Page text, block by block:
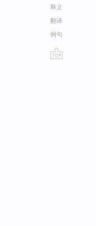
释义
翻译
例句